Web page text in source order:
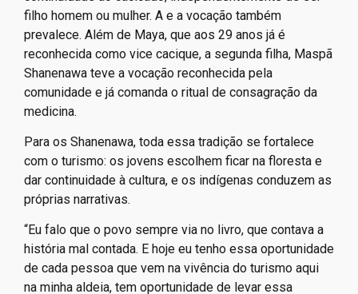
filho homem ou mulher. A e a vocação também
prevalece. Além de Maya, que aos 29 anos já é
reconhecida como vice cacique, a segunda filha, Maspã
Shanenawa teve a vocação reconhecida pela
comunidade e já comanda o ritual de consagração da
medicina.
Para os Shanenawa, toda essa tradição se fortalece
com o turismo: os jovens escolhem ficar na floresta e
dar continuidade à cultura, e os indígenas conduzem as
próprias narrativas.
“Eu falo que o povo sempre via no livro, que contava a
história mal contada. E hoje eu tenho essa oportunidade
de cada pessoa que vem na vivência do turismo aqui
na minha aldeia, tem oportunidade de levar essa